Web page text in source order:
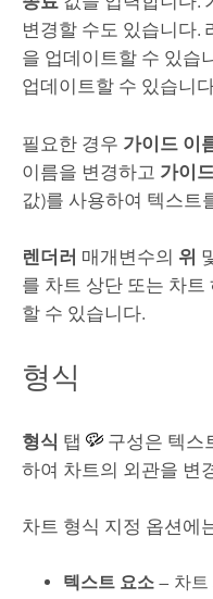
변경할 수도 있습니다.
을 업데이트할 수 있습
업데이트할 수 있습니
필요한 경우 가이드 이
이름을 변경하고 가이
값)를 사용하여 텍스트
렌더러 매개변수의 위
를 차트 상단 또는 차
할 수 있습니다.
형식
형식 탭
구성은 텍스
하여 차트의 외관을 변
차트 형식 지정 옵션에
텍스트 요소 — 차트